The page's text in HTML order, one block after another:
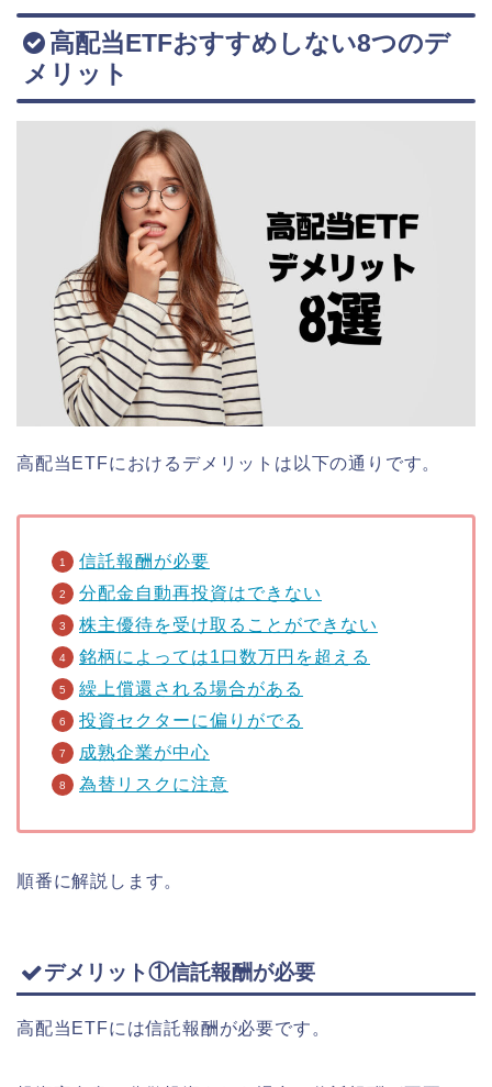
高配当ETFおすすめしない8つのデ
メリット
高配当ETFにおけるデメリットは以下の通りです。
信託報酬が必要
分配金自動再投資はできない
株主優待を受け取ることができない
銘柄によっては1口数万円を超える
繰上償還される場合がある
投資セクターに偏りがでる
成熟企業が中心
為替リスクに注意
順番に解説します。
デメリット①信託報酬が必要
高配当ETFには信託報酬が必要です。